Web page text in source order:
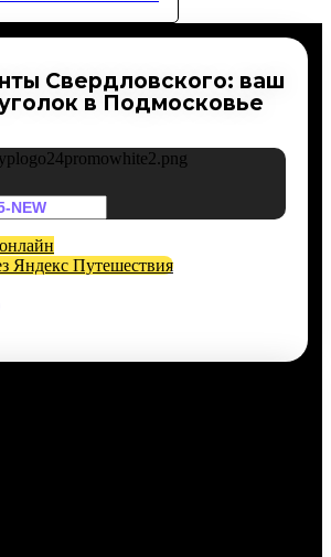
Свердловского: ваш
в Подмосковье
Яндекс Путешествия